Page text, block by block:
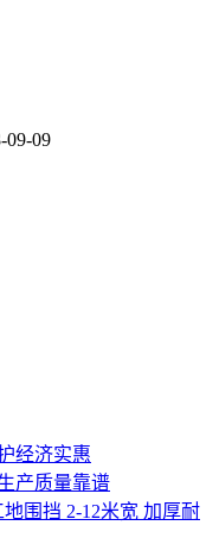
09-09
经济实惠
产质量靠谱
围挡 2-12米宽 加厚耐